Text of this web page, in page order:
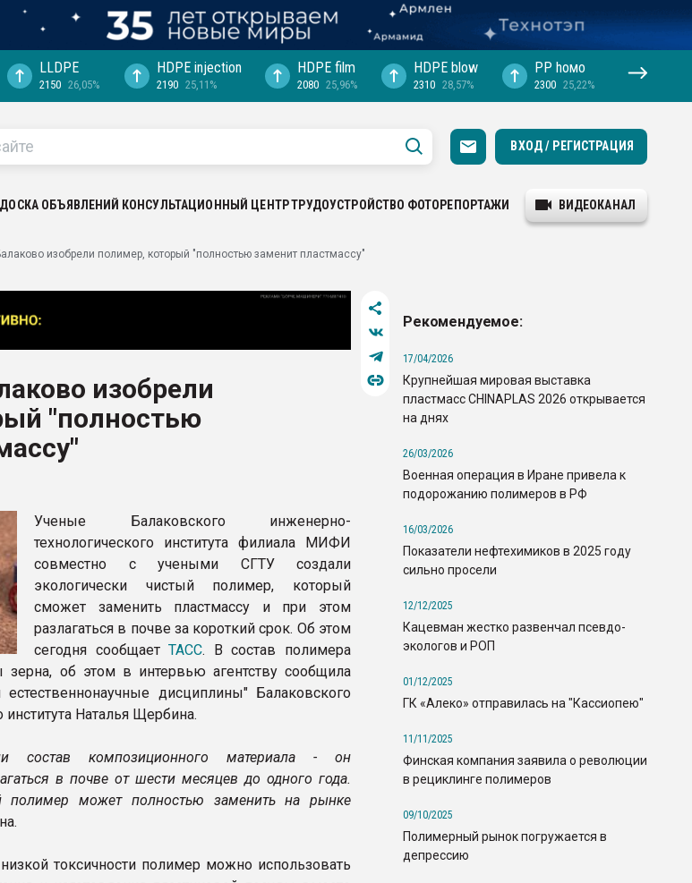
LLDPE
2150 26,05%
HDPE injection
2190 25,11%
HDPE film
2080 25,96%
HDPE blow
2310 28,57%
PP hомо
2300 25,22%
ВХОД / РЕГИСТРАЦИЯ
ДОСКА ОБЪЯВЛЕНИЙ КОНСУЛЬТАЦИОННЫЙ ЦЕНТРТРУДОУСТРОЙСТВО ФОТОРЕПОРТАЖИ ВИДЕОКАНАЛ
изобрели полимер, который "полностью заменит пластмассу"
изобрели
"полностью
Ученые Балаковского инженерно-
технологического института филиала МИФИ
совместно с учеными СГТУ создали
экологически чистый полимер, который
сможет заменить пластмассу и при этом
разлагаться в почве за короткий срок. Об этом
сегодня сообщаетТАСС. В состав полимера
зерна, об этом в интервью агентству сообщила
дисциплины" Балаковского
Наталья Щербина.
состав композиционного материала - он
в почве от шести месяцев до одного года.
полимер может полностью заменить на рынке
токсичности полимер можно использовать
Рекомендуемое:
17/04/2026
Крупнейшая мировая выставка
пластмасс CHINAPLAS 2026 открывается
на днях
26/03/2026
Военная операция в Иране привела к
подорожанию полимеров в РФ
16/03/2026
Показатели нефтехимиков в 2025 году
сильно просели
12/12/2025
Кацевман жестко развенчал псевдо-
экологов и РОП
01/12/2025
ГК «Алеко» отправилась на "Кассиопею"
11/11/2025
Финская компания заявила о революции
в рециклинге полимеров
09/10/2025
Полимерный рынок погружается в
депрессию